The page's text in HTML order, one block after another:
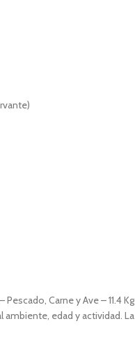
Pescado, Carne y Ave –
ambiente, edad y actividad.